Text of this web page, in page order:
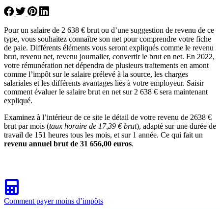
Pour un salaire de 2 638 € brut ou d’une suggestion de revenu de ce
type, vous souhaitez connaître son net pour comprendre votre fiche
de paie. Différents éléments vous seront expliqués comme le revenu
brut, revenu net, revenu journalier, convertir le brut en net. En 2022,
votre rémunération net dépendra de plusieurs traitements en amont
comme l’impôt sur le salaire prélevé à la source, les charges
salariales et les différents avantages liés à votre employeur. Saisir
comment évaluer le salaire brut en net sur 2 638 € sera maintenant
expliqué.
Examinez à l’intérieur de ce site le détail de votre revenu de 2638 €
brut par mois (taux horaire de 17,39 € brut), adapté sur une durée de
travail de 151 heures tous les mois, et sur 1 année. Ce qui fait un
revenu annuel brut de 31 656,00 euros.
Comment payer moins d’impôts